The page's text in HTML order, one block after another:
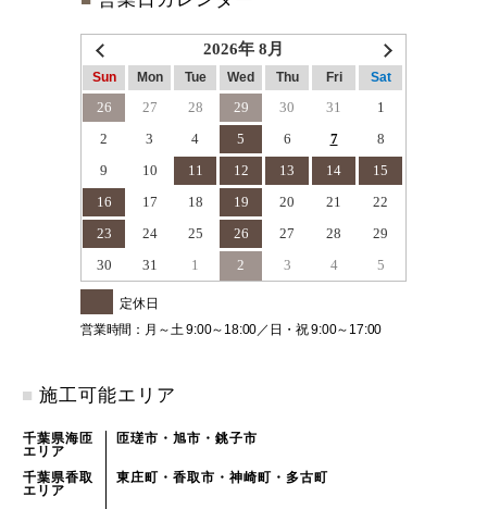
2026年 8月
Sun Mon Tue Wed Thu Fri Sat
26 27 28 29 30 31
1
2
3 4 5 6 7
8
9
10 11 12 13 14
15
16
17 18 19 20 21
22
23
24 25 26 27 28
29
30
31 1 2 3 4 5
定休日
営業時間：月～土 9:00～18:00／日・祝 9:00～17:00
■ 施工可能エリア
千葉県海匝
エリア
匝瑳市・旭市・銚子市
千葉県香取
エリア
東庄町・香取市・神崎町・多古町